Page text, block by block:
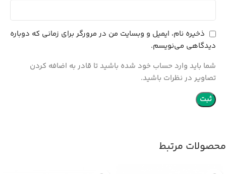
ذخیره نام، ایمیل و وبسایت من در مرورگر برای زمانی که دوباره
دیدگاهی می‌نویسم.
شما باید وارد حساب خود شده باشید تا قادر به اضافه کردن
تصاویر در نظرات باشید.
محصولات مرتبط